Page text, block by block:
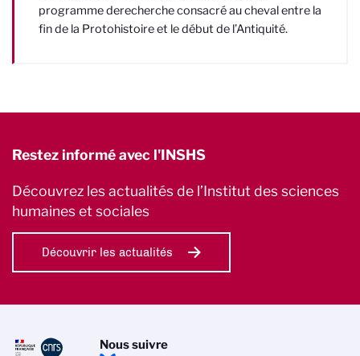
programme derecherche consacré au cheval entre la
fin de la Protohistoire et le début de l’Antiquité.
Restez informé avec l'INSHS
Découvrez les actualités de l’Institut des sciences
humaines et sociales
Découvrir les actualités
Nous suivre